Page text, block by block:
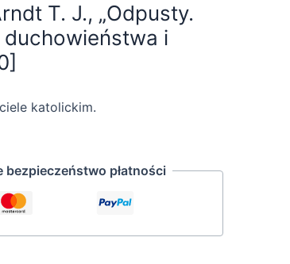
T. J., „Odpusty.
i
katolickim.
bezpieczeństwo płatności